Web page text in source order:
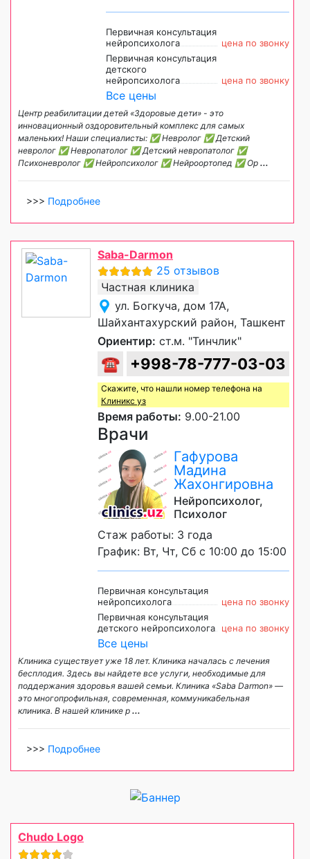
Первичная консультация
нейропсихолога
цена по звонку
Первичная консультация
детского
нейропсихолога
цена по звонку
Все цены
Центр реабилитации детей «Здоровые дети» - это
инновационный оздоровительный комплекс для самых
маленьких! Наши специалисты: ✅ Невролог ✅ Детский
невролог ✅ Невропатолог ✅ Детский невропатолог ✅
Психоневролог ✅ Нейропсихолог ✅ Нейроортопед ✅ Ор ...
>>> Подробнее
Saba-Darmon
25 отзывов
Частная клиника
ул. Богкуча, дом 17А,
Шайхантахурский район, Ташкент
Ориентир: ст.м. "Тинчлик"
☎ +998-78-777-03-03
Скажите, что нашли номер телефона на
Клиникс уз
Время работы: 9.00-21.00
Врачи
Гафурова
Мадина
Жахонгировна
Нейропсихолог,
Психолог
Стаж работы: 3 года
График: Вт, Чт, Сб с 10:00 до 15:00
Первичная консультация
нейропсихолога
цена по звонку
Первичная консультация
детского нейропсихолога
цена по звонку
Все цены
Клиника существует уже 18 лет. Клиника началась с лечения
бесплодия. Здесь вы найдете все услуги, необходимые для
поддержания здоровья вашей семьи. Клиника «Saba Darmon» —
это многопрофильная, современная, коммуникабельная
клиника. В нашей клинике р ...
>>> Подробнее
Chudo Logo